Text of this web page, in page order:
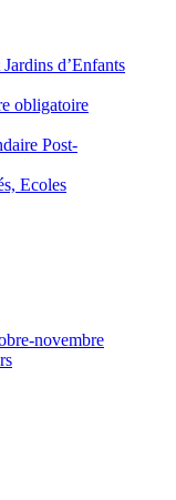
d’Enfants
obligatoire
Post-
Ecoles
novembre